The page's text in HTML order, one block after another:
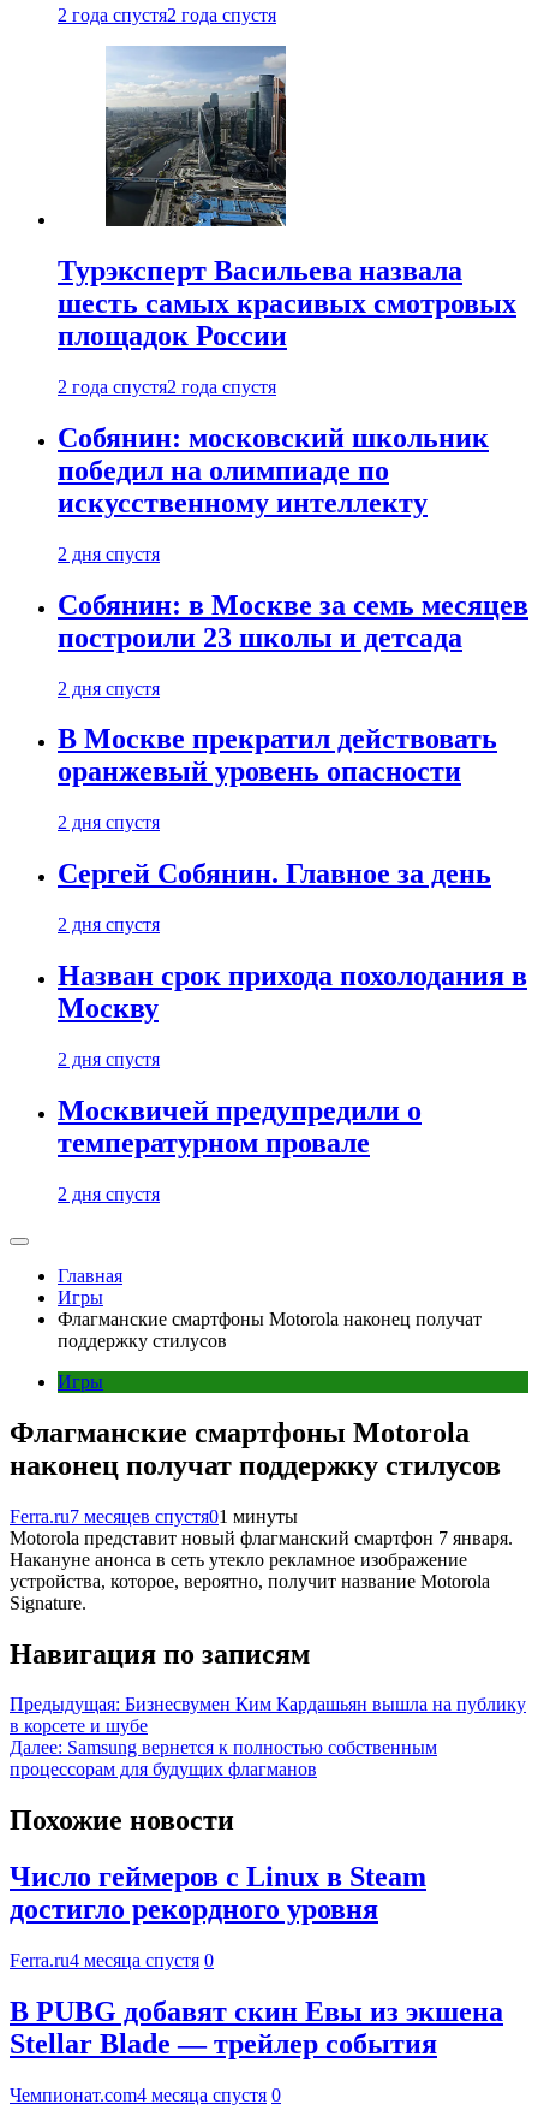
2 года спустя2 года спустя
Турэксперт Васильева назвала
шесть самых красивых смотровых
площадок России
2 года спустя2 года спустя
Собянин: московский школьник
победил на олимпиаде по
искусственному интеллекту
2 дня спустя
Собянин: в Москве за семь месяцев
построили 23 школы и детсада
2 дня спустя
В Москве прекратил действовать
оранжевый уровень опасности
2 дня спустя
Сергей Собянин. Главное за день
2 дня спустя
Назван срок прихода похолодания в
Москву
2 дня спустя
Москвичей предупредили о
температурном провале
2 дня спустя
Главная
Игры
Флагманские смартфоны Motorola наконец получат
поддержку стилусов
Игры
Флагманские смартфоны Motorola
наконец получат поддержку стилусов
Ferra.ru7 месяцев спустя01 минуты
Motorola представит новый флагманский смартфон 7 января.
Накануне анонса в сеть утекло рекламное изображение
устройства, которое, вероятно, получит название Motorola
Signature.
Навигация по записям
Предыдущая: Бизнесвумен Ким Кардашьян вышла на публику
в корсете и шубе
Далее: Samsung вернется к полностью собственным
процессорам для будущих флагманов
Похожие новости
Число геймеров с Linux в Steam
достигло рекордного уровня
Ferra.ru4 месяца спустя 0
В PUBG добавят скин Евы из экшена
Stellar Blade — трейлер события
Чемпионат.com4 месяца спустя 0